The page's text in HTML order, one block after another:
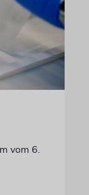
vom 6.